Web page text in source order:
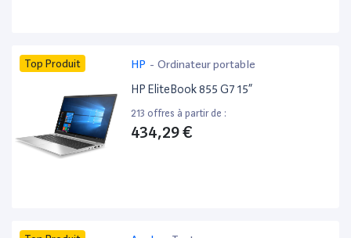
Top Produit HP - Ordinateur portable
HP EliteBook 855 G7 15”
213 offres à partir de :
434,29 €